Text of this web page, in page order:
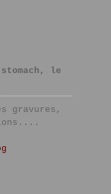
le
gravures,